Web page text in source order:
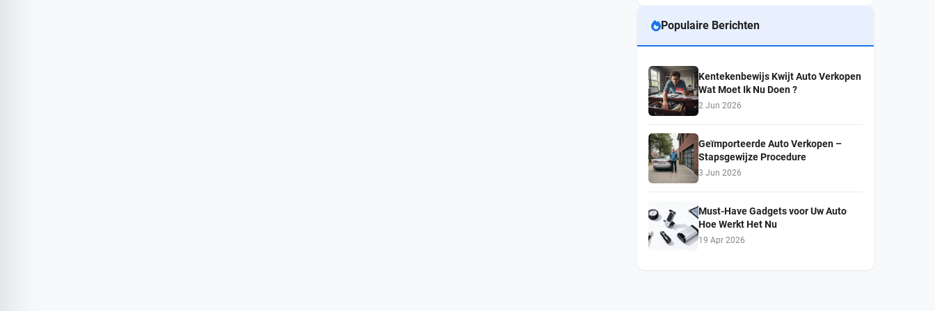
Populaire Berichten
Kentekenbewijs Kwijt Auto Verkopen
Wat Moet Ik Nu Doen ?
2 Jun 2026
Geïmporteerde Auto Verkopen –
Stapsgewijze Procedure
3 Jun 2026
Must-Have Gadgets voor Uw Auto
Hoe Werkt Het Nu
19 Apr 2026